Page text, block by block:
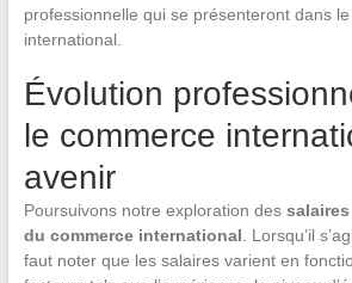
professionnelle qui se présenteront dans
international.
Évolution
le commerce
avenir
Poursuivons notre exploration des
du commerce international . Lorsqu’il
faut noter que les salaires varient en